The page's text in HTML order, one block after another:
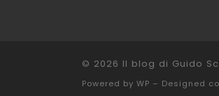
© 2026 Il blog di Guido
Powered by WP – Designed